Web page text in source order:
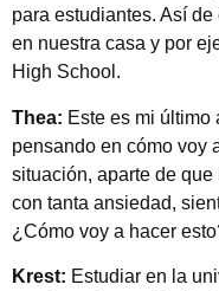
para estudiantes. Así
en nuestra casa y por
High School.
Thea: Este es mi último
pensando en cómo voy
situación, aparte de
con tanta ansiedad,
¿Cómo voy a hacer
Krest: Estudiar en la